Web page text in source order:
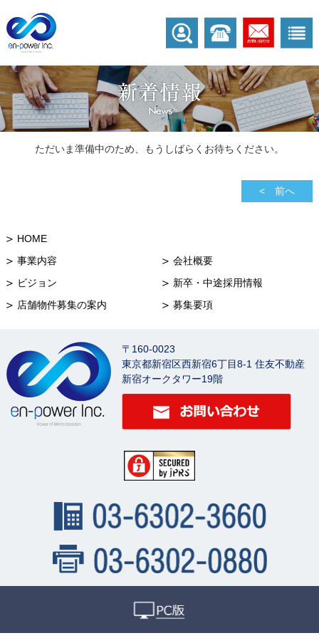
ただいま準備中のため、もうしばらくお待ちください。
< 前へ
HOME
事業内容
会社概要
ビジョン
新卒・中途採用情報
店舗物件募集の案内
募集要項
〒160-0023
東京都新宿区西新宿6丁目8-1 住友不動産
新宿オークタワー19階